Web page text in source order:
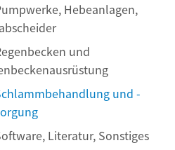
Hebeanlagen,
und
und -
Literatur, Sonstiges